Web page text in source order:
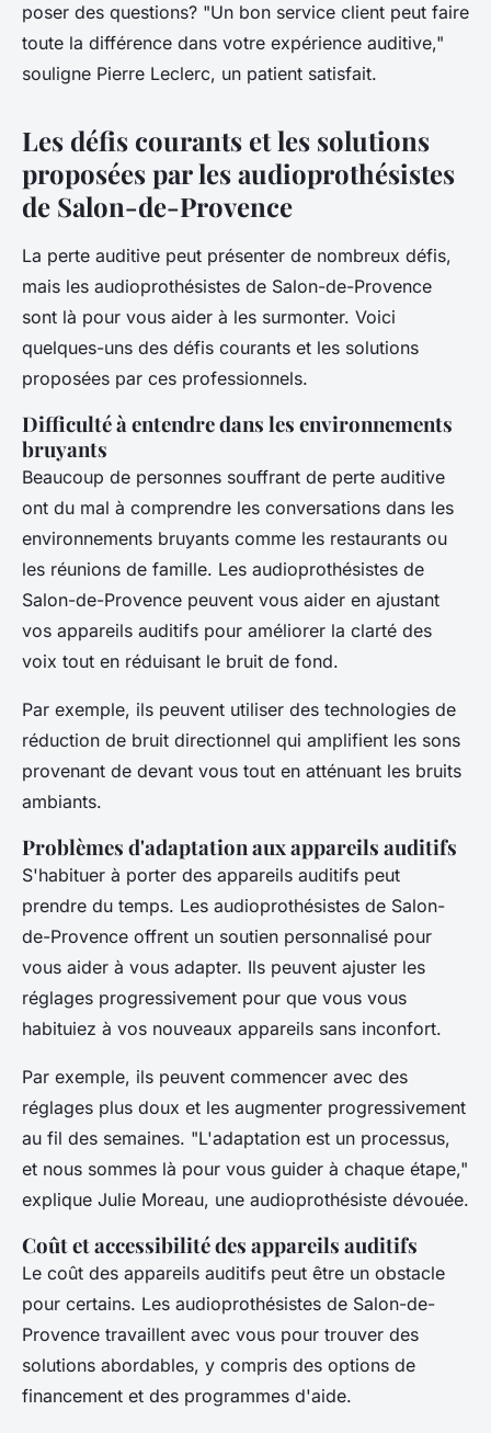
poser des questions? "Un bon service client peut faire
toute la différence dans votre expérience auditive,"
souligne Pierre Leclerc, un patient satisfait.
Les défis courants et les solutions
proposées par les audioprothésistes
de Salon-de-Provence
La perte auditive peut présenter de nombreux défis,
mais les audioprothésistes de Salon-de-Provence
sont là pour vous aider à les surmonter. Voici
quelques-uns des défis courants et les solutions
proposées par ces professionnels.
Difficulté à entendre dans les environnements
bruyants
Beaucoup de personnes souffrant de perte auditive
ont du mal à comprendre les conversations dans les
environnements bruyants comme les restaurants ou
les réunions de famille. Les audioprothésistes de
Salon-de-Provence peuvent vous aider en ajustant
vos appareils auditifs pour améliorer la clarté des
voix tout en réduisant le bruit de fond.
Par exemple, ils peuvent utiliser des technologies de
réduction de bruit directionnel qui amplifient les sons
provenant de devant vous tout en atténuant les bruits
ambiants.
Problèmes d'adaptation aux appareils auditifs
S'habituer à porter des appareils auditifs peut
prendre du temps. Les audioprothésistes de Salon-
de-Provence offrent un soutien personnalisé pour
vous aider à vous adapter. Ils peuvent ajuster les
réglages progressivement pour que vous vous
habituiez à vos nouveaux appareils sans inconfort.
Par exemple, ils peuvent commencer avec des
réglages plus doux et les augmenter progressivement
au fil des semaines. "L'adaptation est un processus,
et nous sommes là pour vous guider à chaque étape,"
explique Julie Moreau, une audioprothésiste dévouée.
Coût et accessibilité des appareils auditifs
Le coût des appareils auditifs peut être un obstacle
pour certains. Les audioprothésistes de Salon-de-
Provence travaillent avec vous pour trouver des
solutions abordables, y compris des options de
financement et des programmes d'aide.